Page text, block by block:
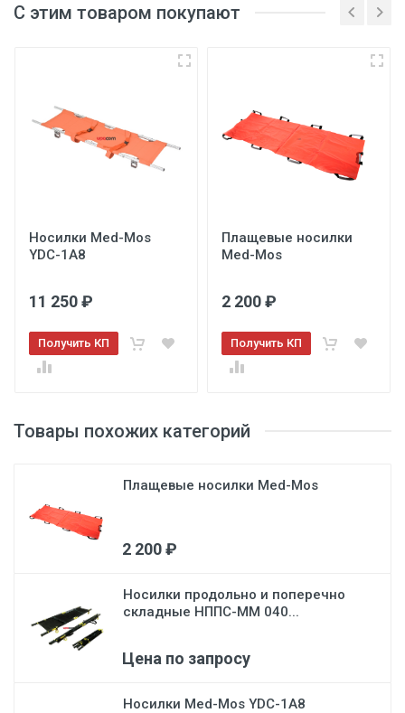
Товары похожих категорий
Плащевые носилки Med-Mos
2 200 ₽
Носилки продольно и поперечно
складные НППС-ММ 040...
Цена по запросу
Носилки Med-Mos YDC-1A8
С этим товаром покупают
Носилки Med-Mos
YDC-1A8
11 250 ₽
Получить КП
Плащевые носилки
Med-Mos
2 200 ₽
Получить КП